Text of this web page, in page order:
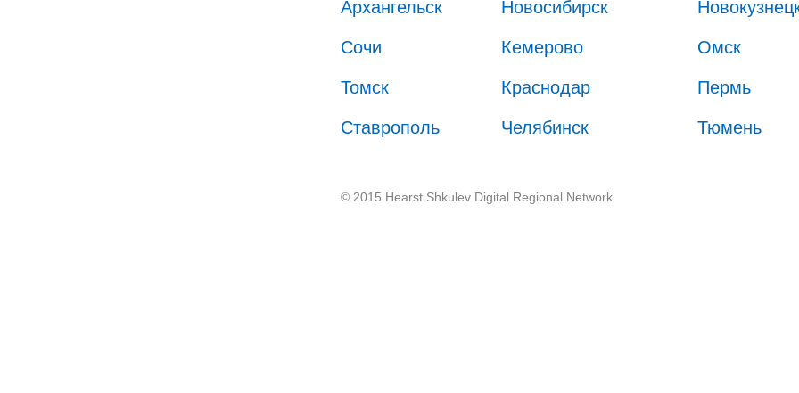
Архангельск Новосибирск
Сочи Кемерово Омск
Томск Краснодар Пермь
Ставрополь Челябинск Тюмень
© 2015 Hearst Shkulev Digital Regional Network